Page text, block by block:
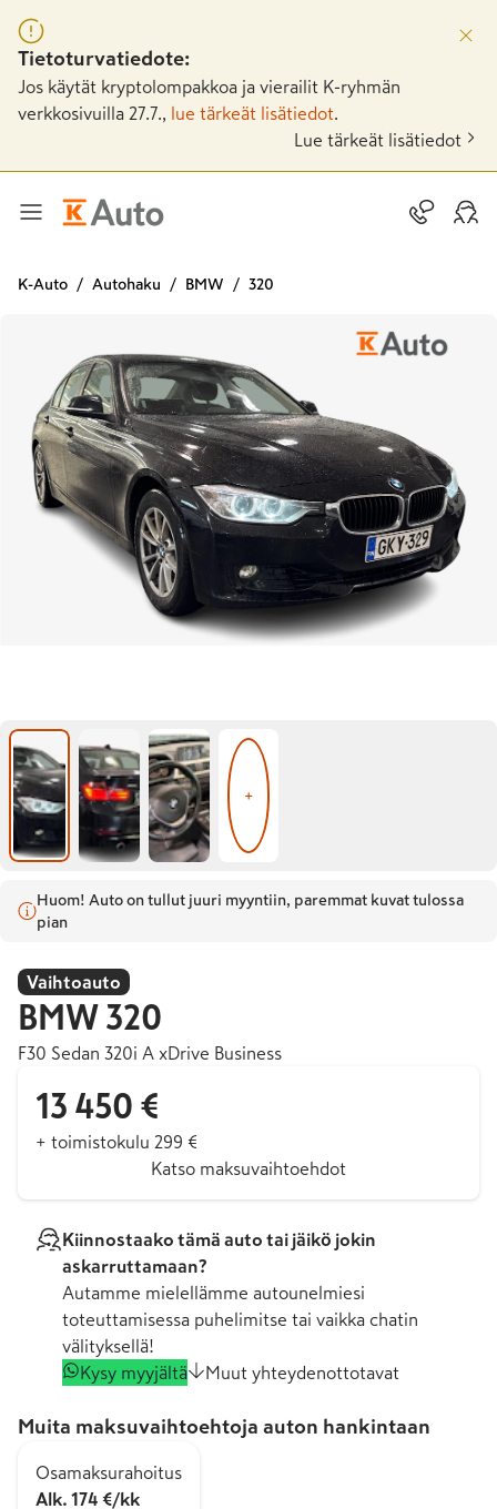
Tietoturvatiedote:
Jos käytät kryptolompakkoa ja vierailit K-ryhmän
verkkosivuilla 27.7.,
lue tärkeät lisätiedot
Lue tärkeät lisätiedot
K-Auto Autohaku BMW 320
+
Huom! Auto on tullut juuri myyntiin, paremmat kuvat tulossa
pian
Vaihtoauto
BMW 320
F30 Sedan 320i A xDrive Business
13 450 €
+ toimistokulu 299 €
Katso maksuvaihtoehdot
Kiinnostaako tämä auto tai jäikö jokin
askarruttamaan?
Autamme mielellämme autounelmiesi
toteuttamisessa puhelimitse tai vaikka chatin
välityksellä!
Kysy myyjältä
Muut yhteydenottotavat
Muita maksuvaihtoehtoja auton hankintaan
Osamaksurahoitus
Alk. 174 €/kk